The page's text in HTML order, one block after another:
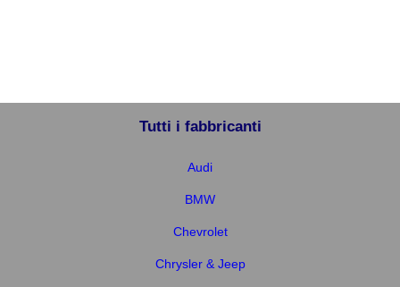
Tutti i fabbricanti
Audi
BMW
Chevrolet
Chrysler & Jeep